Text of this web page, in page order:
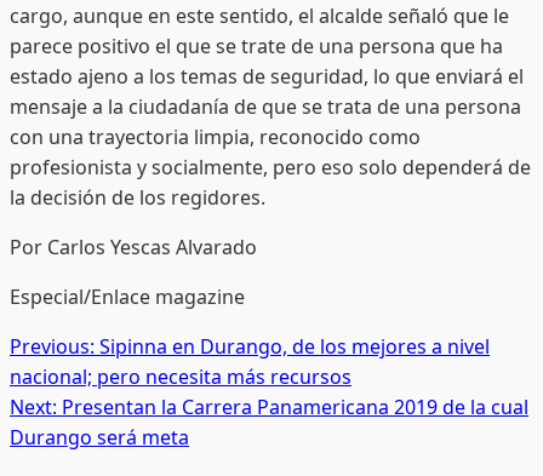
cargo, aunque en este sentido, el alcalde señaló que le
parece positivo el que se trate de una persona que ha
estado ajeno a los temas de seguridad, lo que enviará el
mensaje a la ciudadanía de que se trata de una persona
con una trayectoria limpia, reconocido como
profesionista y socialmente, pero eso solo dependerá de
la decisión de los regidores.
Por Carlos Yescas Alvarado
Especial/Enlace magazine
Post
navigation
Previous: Sipinna en Durango, de los mejores a nivel
nacional; pero necesita más recursos
Next: Presentan la Carrera Panamericana 2019 de la cual
Durango será meta